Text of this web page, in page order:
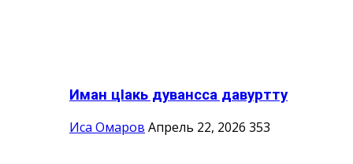
Иман цIакь дувансса давуртту
Иса Омаров Апрель 22, 2026 353